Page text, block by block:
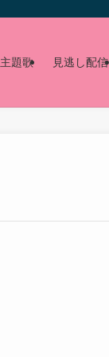
主題歌 見逃し配信